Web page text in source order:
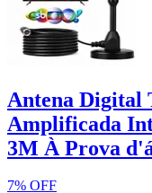
Antena Digital
Amplificada
3M À Prova
7% OFF